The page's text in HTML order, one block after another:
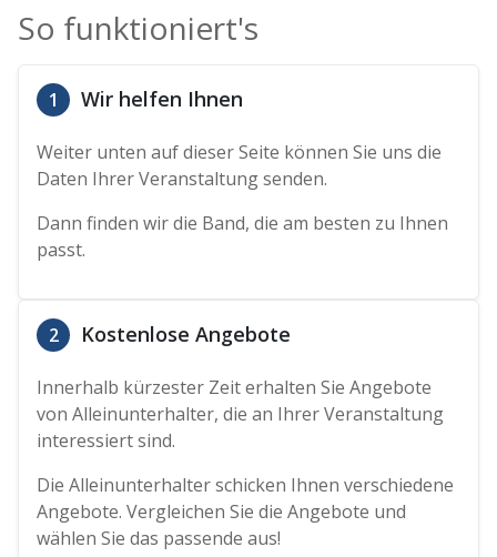
So funktioniert's
1 Wir helfen Ihnen
Weiter unten auf dieser Seite können Sie uns die
Daten Ihrer Veranstaltung senden.
Dann finden wir die Band, die am besten zu Ihnen
passt.
2 Kostenlose Angebote
Innerhalb kürzester Zeit erhalten Sie Angebote
von Alleinunterhalter, die an Ihrer Veranstaltung
interessiert sind.
Die Alleinunterhalter schicken Ihnen verschiedene
Angebote. Vergleichen Sie die Angebote und
wählen Sie das passende aus!